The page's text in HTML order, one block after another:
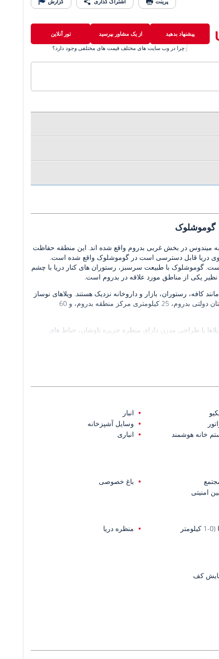
پیشنهاد بدهید از یک مشاور بپرسید
تور آنلاین
چرا در وب سایت های مختلف قیمت های مختلفی وجود دارد؟
میندوس در بخش غربی بدروم واقع شده اند. این منطقه حفاظت‌
دریا قابل دسترسی است در گوموشلوک واقع شده است.
گوموشلوک با طبیعت سرسبز، رستوران های کنار دریا با چشم
یکی از مناطق مورد علاقه در بدروم است.
کافه، رستوران، بازار و داروخانه نزدیک هستند. ویلاهای نوساز
در 250 متری ساحل، 6 کیلومتری اسکله یالیکاواک، 23 کیلومتری از بیمارستان دولتی بدروم، 25 کیلومتری مرکز منطقه بدروم، و 60
زمین واقع شده اند. ویلاها با طراحی مدرن دارای منظره جزیره تاوشان، حیاط های
انبار
وسایل آشپزخانه
خانه هوشمند
انباری
باغ خصوصی
امنیتی
منظره دریا
کف